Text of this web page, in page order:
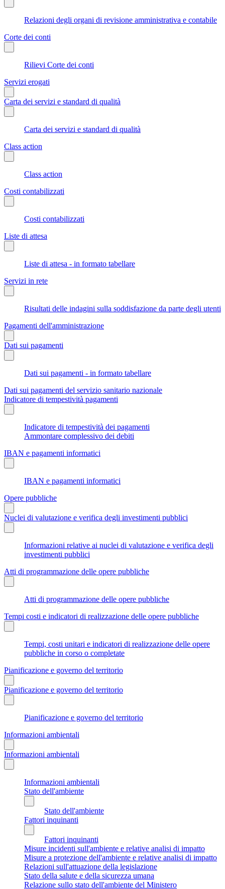
Relazioni degli organi di revisione amministrativa e contabile
Corte dei conti
Rilievi Corte dei conti
Servizi erogati
Carta dei servizi e standard di qualità
Carta dei servizi e standard di qualità
Class action
Class action
Costi contabilizzati
Costi contabilizzati
Liste di attesa
Liste di attesa - in formato tabellare
Servizi in rete
Risultati delle indagini sulla soddisfazione da parte degli utenti
Pagamenti dell'amministrazione
Dati sui pagamenti
Dati sui pagamenti - in formato tabellare
Dati sui pagamenti del servizio sanitario nazionale
Indicatore di tempestività pagamenti
Indicatore di tempestività dei pagamenti
Ammontare complessivo dei debiti
IBAN e pagamenti informatici
IBAN e pagamenti informatici
Opere pubbliche
Nuclei di valutazione e verifica degli investimenti pubblici
Informazioni relative ai nuclei di valutazione e verifica degli
investimenti pubblici
Atti di programmazione delle opere pubbliche
Atti di programmazione delle opere pubbliche
Tempi costi e indicatori di realizzazione delle opere pubbliche
Tempi, costi unitari e indicatori di realizzazione delle opere
pubbliche in corso o completate
Pianificazione e governo del territorio
Pianificazione e governo del territorio
Pianificazione e governo del territorio
Informazioni ambientali
Informazioni ambientali
Informazioni ambientali
Stato dell'ambiente
Stato dell'ambiente
Fattori inquinanti
Fattori inquinanti
Misure incidenti sull'ambiente e relative analisi di impatto
Misure a protezione dell'ambiente e relative analisi di impatto
Relazioni sull'attuazione della legislazione
Stato della salute e della sicurezza umana
Relazione sullo stato dell'ambiente del Ministero